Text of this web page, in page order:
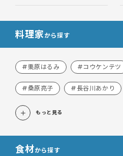
料理家から探す
#栗原はるみ #コウケンテツ
#桑原亮子 #長谷川あかり
もっと見る
食材から探す